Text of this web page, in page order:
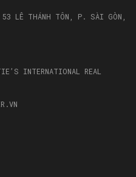
53 LÊ THÁNH TÔN, P. SÀI GÒN,
INTERNATIONAL REAL